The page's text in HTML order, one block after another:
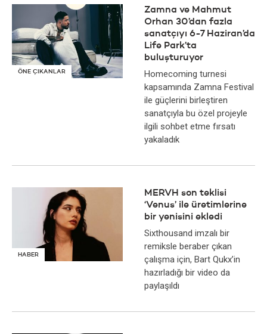
ÖNE ÇIKANLAR
Zamna ve Mahmut
Orhan 30’dan fazla
sanatçıyı 6-7 Haziran’da
Life Park’ta
buluşturuyor
Homecoming turnesi
kapsamında Zamna Festival
ile güçlerini birleştiren
sanatçıyla bu özel projeyle
ilgili sohbet etme fırsatı
yakaladık
HABER
MERVH son teklisi
‘Venus’ ile üretimlerine
bir yenisini ekledi
Sixthousand imzalı bir
remiksle beraber çıkan
çalışma için, Bart Qukx’in
hazırladığı bir video da
paylaşıldı